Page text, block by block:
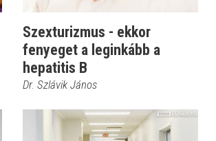
Szexturizmus - ekkor
fenyeget a leginkább a
hepatitis B
Dr. Szlávik János